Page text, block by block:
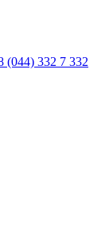
(044) 332 7 332